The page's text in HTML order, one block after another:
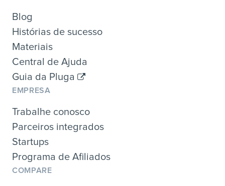
Blog
Histórias de sucesso
Materiais
Central de Ajuda
Guia da Pluga
EMPRESA
Trabalhe conosco
Parceiros integrados
Startups
Programa de Afiliados
COMPARE